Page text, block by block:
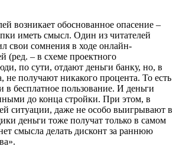
возникает обоснованное опасение –
иметь смысл. Один из читателей
свои сомнения в ходе онлайн-
(ред. – в схеме проектного
по сути, отдают деньги банку, но, в
не получают никакого процента. То есть
в бесплатное пользование. И деньги
до конца стройки. При этом, в
ситуации, даже не особо выигрывают в
деньги тоже получат только в самом
смысла делать дисконт за раннюю